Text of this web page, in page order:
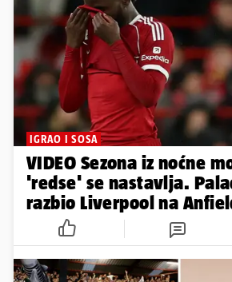
IGRAO I SOSA
VIDEO Sezona iz noćne
'redse' se nastavlja.
razbio Liverpool na